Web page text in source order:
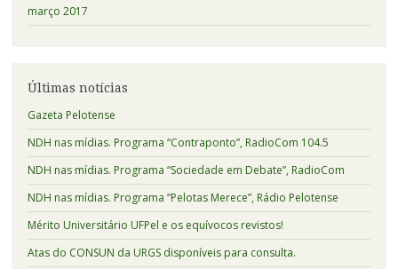
março 2017
Últimas notícias
Gazeta Pelotense
NDH nas mídias. Programa “Contraponto”, RadioCom 104.5
NDH nas mídias. Programa “Sociedade em Debate”, RadioCom
NDH nas mídias. Programa “Pelotas Merece”, Rádio Pelotense
Mérito Universitário UFPel e os equívocos revistos!
Atas do CONSUN da URGS disponíveis para consulta.